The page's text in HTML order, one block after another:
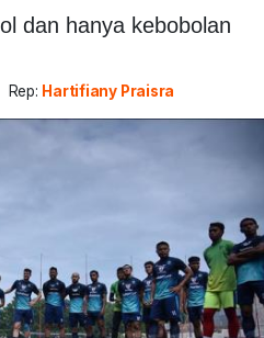
dan hanya kebobolan
Rep: Hartifiany Praisra